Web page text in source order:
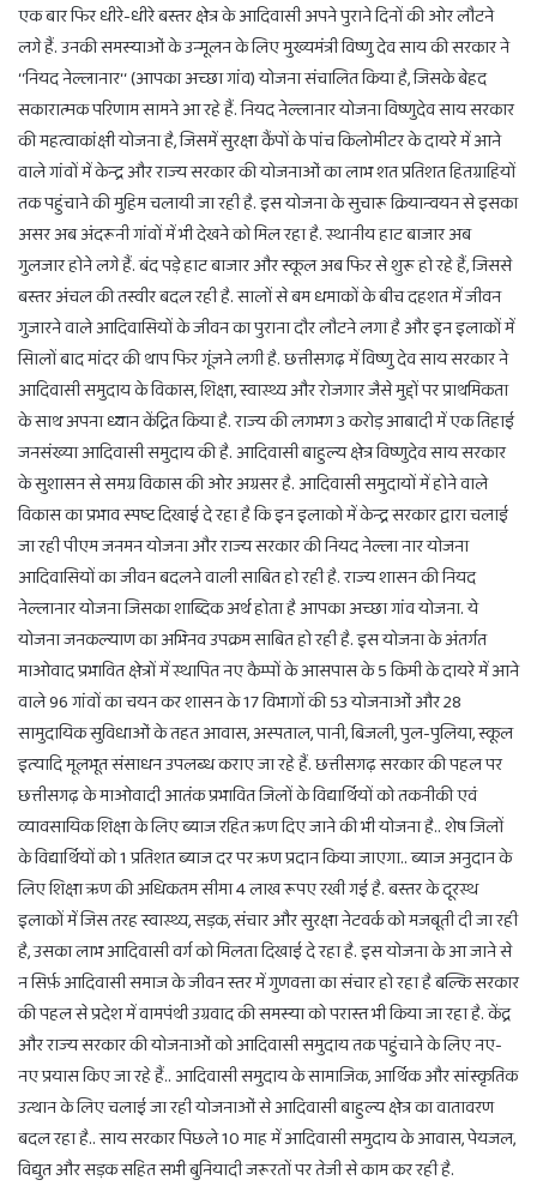
एक बार फिर धीरे-धीरे बस्तर क्षेत्र के आदिवासी अपने पुराने दिनों की ओर लौटने
लगे हैं. उनकी समस्याओं के उन्मूलन के लिए मुख्यमंत्री विष्णु देव साय की सरकार ने
‘‘नियद नेल्लानार‘‘ (आपका अच्छा गांव) योजना संचालित किया है, जिसके बेहद
सकारात्मक परिणाम सामने आ रहे हैं. नियद नेल्लानार योजना विष्णुदेव साय सरकार
की महत्वाकांक्षी योजना है, जिसमें सुरक्षा कैंपों के पांच किलोमीटर के दायरे में आने
वाले गांवों में केन्द्र और राज्य सरकार की योजनाओं का लाभ शत प्रतिशत हितग्राहियों
तक पहुंचाने की मुहिम चलायी जा रही है. इस योजना के सुचारू क्रियान्वयन से इसका
असर अब अंदरूनी गांवों में भी देखने को मिल रहा है. स्थानीय हाट बाजार अब
गुलजार होने लगे हैं. बंद पड़े हाट बाजार और स्कूल अब फिर से शुरू हो रहे हैं, जिससे
बस्तर अंचल की तस्वीर बदल रही है. सालों से बम धमाकों के बीच दहशत में जीवन
गुजारने वाले आदिवासियों के जीवन का पुराना दौर लौटने लगा है और इन इलाकों में
सािलों बाद मांदर की थाप फिर गूंजने लगी है. छत्तीसगढ़ में विष्णु देव साय सरकार ने
आदिवासी समुदाय के विकास, शिक्षा, स्वास्थ्य और रोजगार जैसे मुद्दों पर प्राथमिकता
के साथ अपना ध्यान केंद्रित किया है. राज्य की लगभग 3 करोड़ आबादी में एक तिहाई
जनसंख्या आदिवासी समुदाय की है. आदिवासी बाहुल्य क्षेत्र विष्णुदेव साय सरकार
के सुशासन से समग्र विकास की ओर अग्रसर है. आदिवासी समुदायों में होने वाले
विकास का प्रभाव स्पष्ट दिखाई दे रहा है कि इन इलाको में केन्द्र सरकार द्वारा चलाई
जा रही पीएम जनमन योजना और राज्य सरकार की नियद नेल्ला नार योजना
आदिवासियों का जीवन बदलने वाली साबित हो रही है. राज्य शासन की नियद
नेल्लानार योजना जिसका शाब्दिक अर्थ होता है आपका अच्छा गांव योजना. ये
योजना जनकल्याण का अभिनव उपक्रम साबित हो रही है. इस योजना के अंतर्गत
माओवाद प्रभावित क्षेत्रों में स्थापित नए कैम्पों के आसपास के 5 किमी के दायरे में आने
वाले 96 गांवों का चयन कर शासन के 17 विभागों की 53 योजनाओं और 28
सामुदायिक सुविधाओं के तहत आवास, अस्पताल, पानी, बिजली, पुल-पुलिया, स्कूल
इत्यादि मूलभूत संसाधन उपलब्ध कराए जा रहे हैं. छत्तीसगढ़ सरकार की पहल पर
छत्तीसगढ़ के माओवादी आतंक प्रभावित जिलों के विद्यार्थियों को तकनीकी एवं
व्यावसायिक शिक्षा के लिए ब्याज रहित ऋण दिए जाने की भी योजना है.. शेष जिलों
के विद्यार्थियों को 1 प्रतिशत ब्याज दर पर ऋण प्रदान किया जाएगा.. ब्याज अनुदान के
लिए शिक्षा ऋण की अधिकतम सीमा 4 लाख रूपए रखी गई है. बस्तर के दूरस्थ
इलाकों में जिस तरह स्वास्थ्य, सड़क, संचार और सुरक्षा नेटवर्क को मजबूती दी जा रही
है, उसका लाभ आदिवासी वर्ग को मिलता दिखाई दे रहा है. इस योजना के आ जाने से
न सिर्फ़ आदिवासी समाज के जीवन स्तर में गुणवत्ता का संचार हो रहा है बल्कि सरकार
की पहल से प्रदेश में वामपंथी उग्रवाद की समस्या को परास्त भी किया जा रहा है. केंद्र
और राज्य सरकार की योजनाओं को आदिवासी समुदाय तक पहुंचाने के लिए नए-
नए प्रयास किए जा रहे हैं.. आदिवासी समुदाय के सामाजिक, आर्थिक और सांस्कृतिक
उत्थान के लिए चलाई जा रही योजनाओं से आदिवासी बाहुल्य क्षेत्र का वातावरण
बदल रहा है.. साय सरकार पिछले 10 माह में आदिवासी समुदाय के आवास, पेयजल,
विद्युत और सड़क सहित सभी बुनियादी जरूरतों पर तेजी से काम कर रही है.